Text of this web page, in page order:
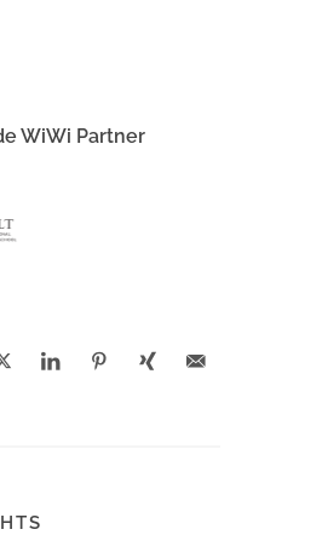
WiWi Partner